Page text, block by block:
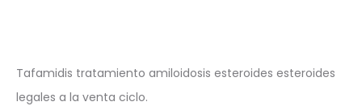
Tafamidis tratamiento amiloidosis esteroides esteroides
legales a la venta ciclo.